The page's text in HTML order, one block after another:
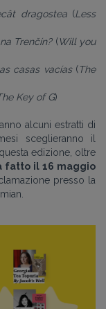
dragostea(Less
Trenčín?(Will you
casas vacías(The
Key of G)
alcuni estratti di
sceglieranno il
edizione, oltre
fatto il 16 maggio
presso la